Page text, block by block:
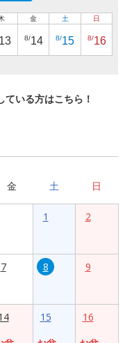
金
8/14
土
8/15
日
8/16
いる方はこちら！
金 土 日
1 2
7 8 9
15
16